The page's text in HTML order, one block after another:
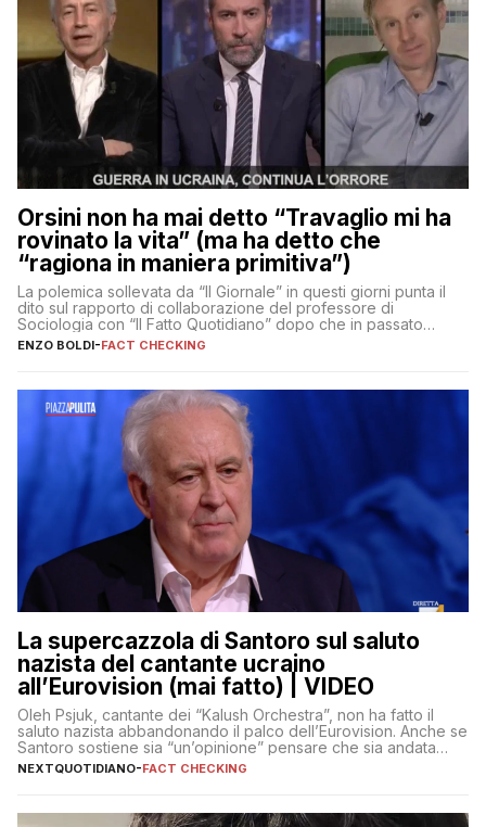
Orsini non ha mai detto “Travaglio mi ha
rovinato la vita” (ma ha detto che
“ragiona in maniera primitiva”)
La polemica sollevata da “Il Giornale” in questi giorni punta il
dito sul rapporto di collaborazione del professore di
Sociologia con “Il Fatto Quotidiano” dopo che in passato
erano volati stracci
ENZO BOLDI-FACT CHECKING
La supercazzola di Santoro sul saluto
nazista del cantante ucraino
all’Eurovision (mai fatto) | VIDEO
Oleh Psjuk, cantante dei “Kalush Orchestra”, non ha fatto il
saluto nazista abbandonando il palco dell’Eurovision. Anche se
Santoro sostiene sia “un’opinione” pensare che sia andata
così
NEXTQUOTIDIANO-FACT CHECKING